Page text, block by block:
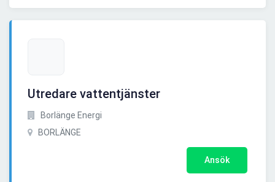
Utredare vattentjänster
Borlänge Energi
BORLÄNGE
Ansök